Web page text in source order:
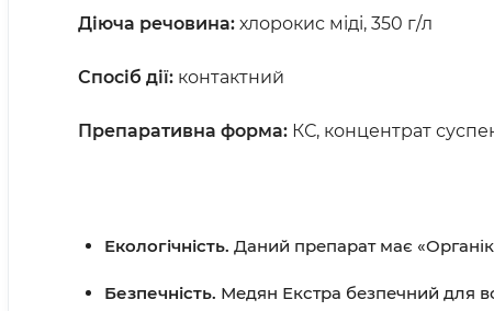
Діюча речовина: хлорокис міді, 350 г/л
Спосіб дії: контактний
Препаративна форма: КС, концентрат
Екологічність. Даний препарат має
Безпечність. Медян Екстра безпечний для